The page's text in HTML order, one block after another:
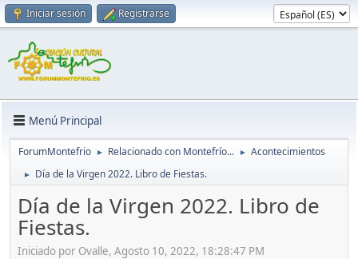
Iniciar sesión Registrarse
Menú Principal
ForumMontefrio ► Relacionado con Montefrío... ► Acontecimientos
► Día de la Virgen 2022. Libro de Fiestas.
Día de la Virgen 2022. Libro de
Fiestas.
Iniciado por Ovalle, Agosto 10, 2022, 18:28:47 PM